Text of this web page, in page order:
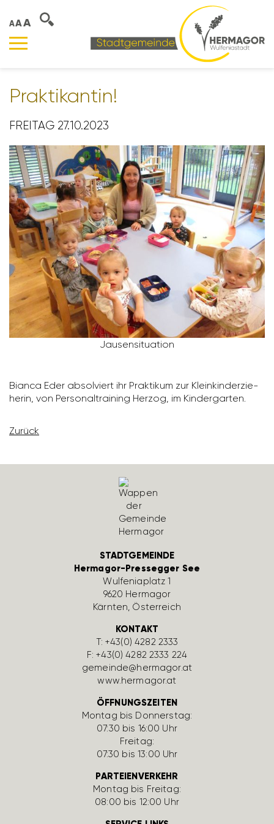
AAA
Prak­ti­kantin!
FREITAG 27.10.2023
Jausen­si­tua­tion
Bianca Eder absol­viert ihr Prak­tikum zur Klein­kin­der­zie­
herin, von Perso­nal­trai­ning Herzog, im Kinder­garten.
Zurück
STADTGEMEINDE
Hermagor-Pressegger See
Wulfe­nia­platz 1
9620 Hermagor
Kärnten, Öster­reich
KONTAKT
T:+43(0) 4282 2333
F: +43(0) 4282 2333 224
gemeinde@hermagor.at
www.hermagor.at
ÖFFNUNGSZEITEN
Montag bis Donnerstag:
07:30 bis 16:00 Uhr
Freitag:
07:30 bis 13:00 Uhr
PARTEIENVERKEHR
Montag bis Freitag:
08:00 bis 12:00 Uhr